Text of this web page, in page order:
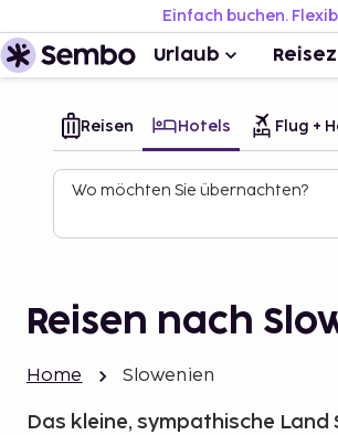
Einfach buchen.
Urlaub
Reisen Hotels Flug +
Wo möchten Sie übernachten?
Reisen nach
Home Slowenien
Das kleine, sympathische